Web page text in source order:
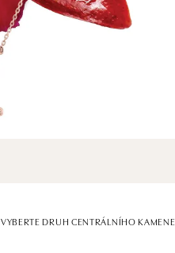
VYBERTE DRUH CENTRÁLNÍHO KAMENE